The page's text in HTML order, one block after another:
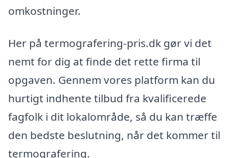
omkostninger.
Her på termografering-pris.dk gør vi det
nemt for dig at finde det rette firma til
opgaven. Gennem vores platform kan du
hurtigt indhente tilbud fra kvalificerede
fagfolk i dit lokalområde, så du kan træffe
den bedste beslutning, når det kommer til
termografering.